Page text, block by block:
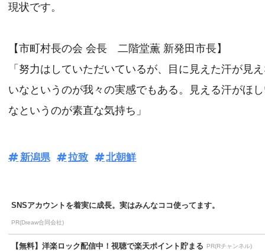
現状です。
【市町村長の会 会長 二階堂薫 新発田市長】
「努力はしていただいているが、目に見えた汗が見
いなというのが我々の実感でもある。見える汗がほ
なというのが素直な気持ち」
新潟県 拉致 北朝鮮
SNSアカウントを着実に成長。実はみんなココ使ってます。
PR(Dreaw合同会社)
【無料】洋楽ロック配信中！視聴で楽天ポイント貯まる PR(Rチャンネル)